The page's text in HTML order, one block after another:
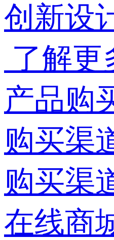
创新设
了解更
产品购
购买渠
购买渠
在线商